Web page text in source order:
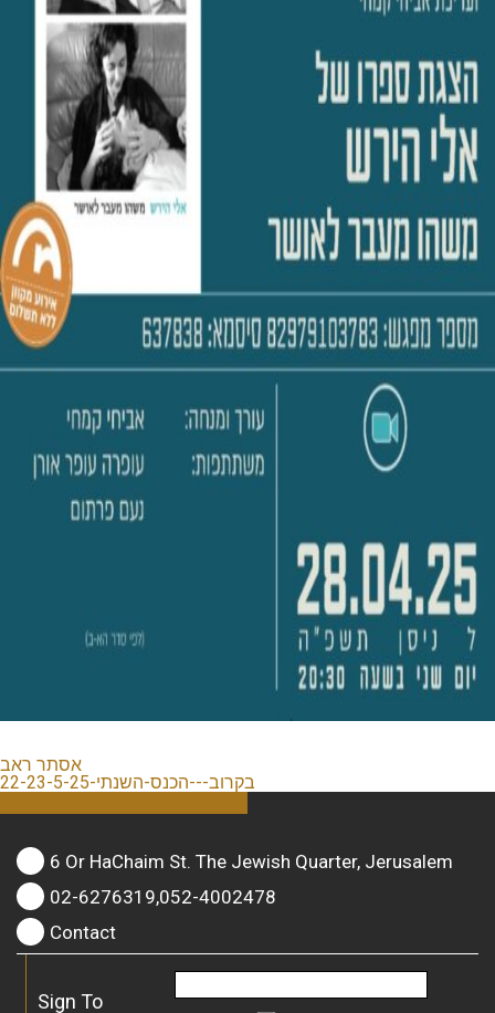
אסתר ראב
בקרוב---הכנס-השנתי-22-23-5-25
6 Or HaChaim St. The Jewish Quarter, Jerusalem
02-6276319,052-4002478
Contact
Sign To